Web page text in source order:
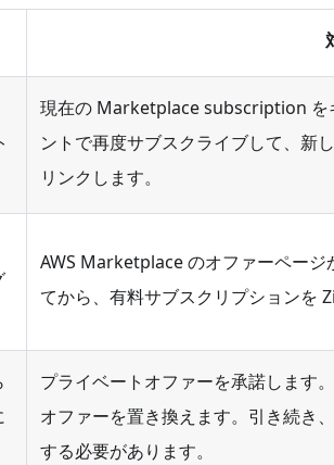
現在の Marketplace subscription を
ントで再度サブスクライブして、新
リンクします。
AWS Marketplace のオファーペー
てから、有料サブスクリプションを
プライベートオファーを承諾します
オファーを置き換えます。引き続き
する必要があります。